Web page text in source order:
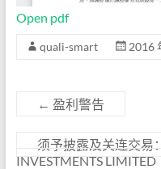
Open pdf
quali-smart 2016
← 盈利警告
须予披露及关连交易
INVESTMENTS LIMITED